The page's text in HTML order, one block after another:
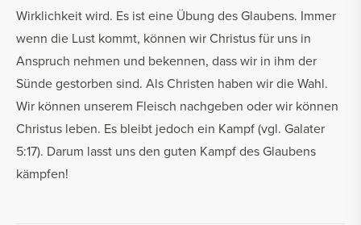
Wirklichkeit wird. Es ist eine Übung des Glaubens. Immer
wenn die Lust kommt, können wir Christus für uns in
Anspruch nehmen und bekennen, dass wir in ihm der
Sünde gestorben sind. Als Christen haben wir die Wahl.
Wir können unserem Fleisch nachgeben oder wir können
Christus leben. Es bleibt jedoch ein Kampf (vgl. Galater
5:17). Darum lasst uns den guten Kampf des Glaubens
kämpfen!